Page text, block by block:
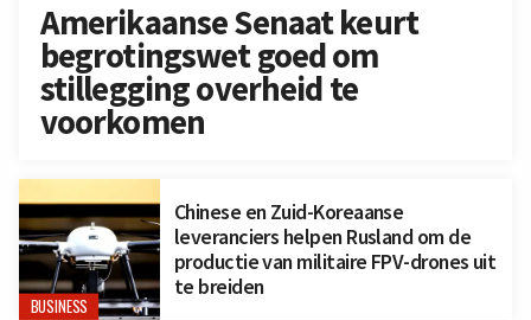
Amerikaanse Senaat keurt
begrotingswet goed om
stillegging overheid te
voorkomen
BUSINESS
Chinese en Zuid-Koreaanse
leveranciers helpen Rusland om de
productie van militaire FPV-drones uit
te breiden